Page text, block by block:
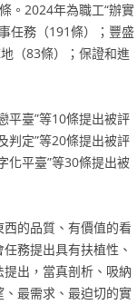
。2024年為職工“辦實
任務（191條）；豐盛
（83條）；保證和進
平臺”等10條提出被評
判定”等20條提出被評
化平臺”等30條提出被
的品質、有價值的看
務提出具有扶植性、
出，當真剖析、吸納
最需求、最迫切的實